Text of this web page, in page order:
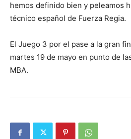
hemos definido bien y peleamos
técnico español de Fuerza Regia.
El Juego 3 por el pase a la gran
martes 19 de mayo en punto de
MBA.